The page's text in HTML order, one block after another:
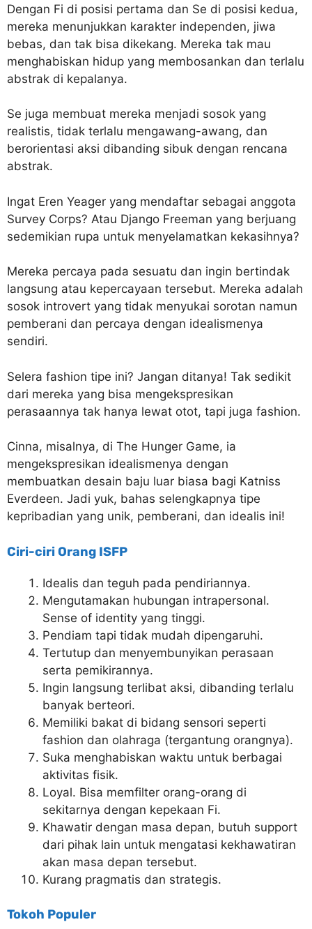
Dengan Fi di posisi pertama dan Se di posisi kedua,
mereka menunjukkan karakter independen, jiwa
bebas, dan tak bisa dikekang. Mereka tak mau
menghabiskan hidup yang membosankan dan terlalu
abstrak di kepalanya.
Se juga membuat mereka menjadi sosok yang
realistis, tidak terlalu mengawang-awang, dan
berorientasi aksi dibanding sibuk dengan rencana
abstrak.
Ingat Eren Yeager yang mendaftar sebagai anggota
Survey Corps? Atau Django Freeman yang berjuang
sedemikian rupa untuk menyelamatkan kekasihnya?
Mereka percaya pada sesuatu dan ingin bertindak
langsung atau kepercayaan tersebut. Mereka adalah
sosok introvert yang tidak menyukai sorotan namun
pemberani dan percaya dengan idealismenya
sendiri.
Selera fashion tipe ini? Jangan ditanya! Tak sedikit
dari mereka yang bisa mengekspresikan
perasaannya tak hanya lewat otot, tapi juga fashion.
Cinna, misalnya, di The Hunger Game, ia
mengekspresikan idealismenya dengan
membuatkan desain baju luar biasa bagi Katniss
Everdeen. Jadi yuk, bahas selengkapnya tipe
kepribadian yang unik, pemberani, dan idealis ini!
Ciri-ciri Orang ISFP
Idealis dan teguh pada pendiriannya.
Mengutamakan hubungan intrapersonal.
Sense of identity yang tinggi.
Pendiam tapi tidak mudah dipengaruhi.
Tertutup dan menyembunyikan perasaan
serta pemikirannya.
Ingin langsung terlibat aksi, dibanding terlalu
banyak berteori.
Memiliki bakat di bidang sensori seperti
fashion dan olahraga (tergantung orangnya).
Suka menghabiskan waktu untuk berbagai
aktivitas fisik.
Loyal. Bisa memfilter orang-orang di
sekitarnya dengan kepekaan Fi.
Khawatir dengan masa depan, butuh support
dari pihak lain untuk mengatasi kekhawatiran
akan masa depan tersebut.
Kurang pragmatis dan strategis.
Tokoh Populer